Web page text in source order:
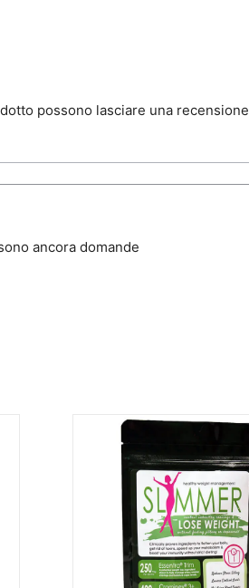
possono lasciare una
ancora domande